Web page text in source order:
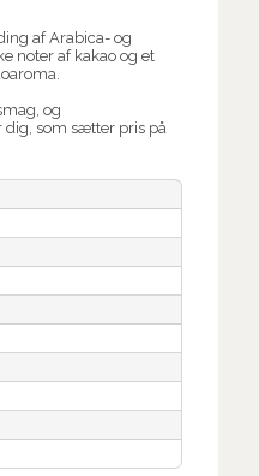
af Arabica- og
noter af kakao og et
og
dig, som sætter pris på